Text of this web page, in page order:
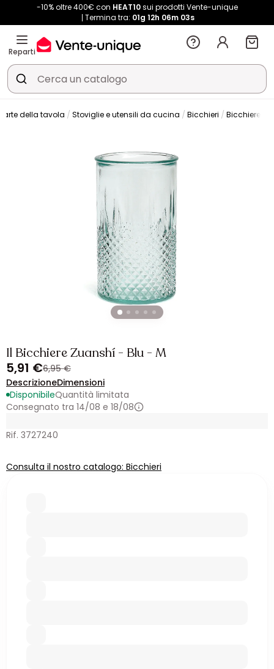
-10% oltre 400€ con HEAT10sui prodotti Vente-unique
Termina tra: 01g 12h 06m 02s
Reparti
arte della tavola Stoviglie e utensili da cucina Bicchieri Bicchiere
Il Bicchiere Zuanshí - Blu - M
5,91 €6,95 €
DescrizioneDimensioni
DisponibileQuantità limitata
Consegnato tra 14/08 e 18/08
Rif. 3727240
Consulta il nostro catalogo: Bicchieri